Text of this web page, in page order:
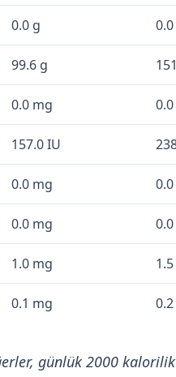
0.0 g
99.6 g
0.0 mg
157.0 IU
0.0 mg
0.0 mg
1.0 mg
0.1 mg
günlük 2000